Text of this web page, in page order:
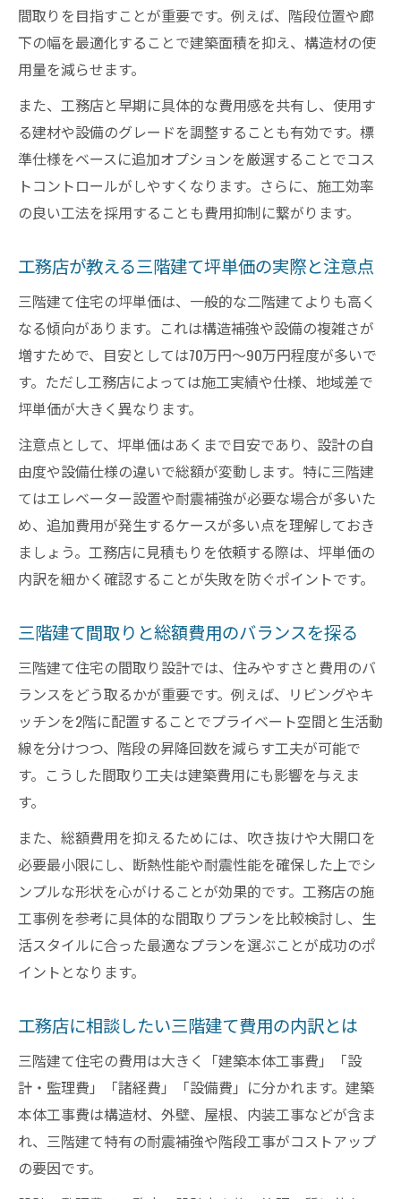
間取りを目指すことが重要です。例えば、階段位置や廊
下の幅を最適化することで建築面積を抑え、構造材の使
用量を減らせます。
また、工務店と早期に具体的な費用感を共有し、使用す
る建材や設備のグレードを調整することも有効です。標
準仕様をベースに追加オプションを厳選することでコス
トコントロールがしやすくなります。さらに、施工効率
の良い工法を採用することも費用抑制に繋がります。
工務店が教える三階建て坪単価の実際と注意点
三階建て住宅の坪単価は、一般的な二階建てよりも高く
なる傾向があります。これは構造補強や設備の複雑さが
増すためで、目安としては70万円〜90万円程度が多いで
す。ただし工務店によっては施工実績や仕様、地域差で
坪単価が大きく異なります。
注意点として、坪単価はあくまで目安であり、設計の自
由度や設備仕様の違いで総額が変動します。特に三階建
てはエレベーター設置や耐震補強が必要な場合が多いた
め、追加費用が発生するケースが多い点を理解しておき
ましょう。工務店に見積もりを依頼する際は、坪単価の
内訳を細かく確認することが失敗を防ぐポイントです。
三階建て間取りと総額費用のバランスを探る
三階建て住宅の間取り設計では、住みやすさと費用のバ
ランスをどう取るかが重要です。例えば、リビングやキ
ッチンを2階に配置することでプライベート空間と生活動
線を分けつつ、階段の昇降回数を減らす工夫が可能で
す。こうした間取り工夫は建築費用にも影響を与えま
す。
また、総額費用を抑えるためには、吹き抜けや大開口を
必要最小限にし、断熱性能や耐震性能を確保した上でシ
ンプルな形状を心がけることが効果的です。工務店の施
工事例を参考に具体的な間取りプランを比較検討し、生
活スタイルに合った最適なプランを選ぶことが成功のポ
イントとなります。
工務店に相談したい三階建て費用の内訳とは
三階建て住宅の費用は大きく「建築本体工事費」「設
計・監理費」「諸経費」「設備費」に分かれます。建築
本体工事費は構造材、外壁、屋根、内装工事などが含ま
れ、三階建て特有の耐震補強や階段工事がコストアップ
の要因です。